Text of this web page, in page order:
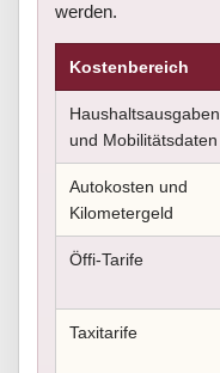
werden.
Kostenbereich
Haushaltsausgaben
und Mobilitätsdaten
Autokosten und
Kilometergeld
Öffi-Tarife
Taxitarife